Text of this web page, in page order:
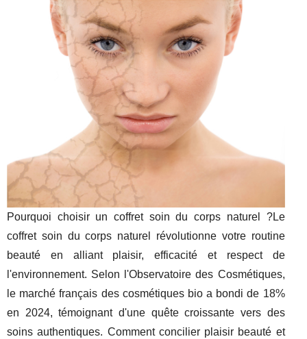
Pourquoi choisir un coffret soin du corps naturel ?Le
coffret soin du corps naturel révolutionne votre routine
beauté en alliant plaisir, efficacité et respect de
l'environnement. Selon l'Observatoire des Cosmétiques,
le marché français des cosmétiques bio a bondi de 18%
en 2024, témoignant d'une quête croissante vers des
soins authentiques. Comment concilier plaisir beauté et